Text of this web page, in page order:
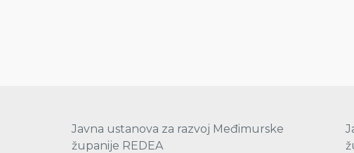
Javna ustanova za razvoj Međimurske
županije REDEA